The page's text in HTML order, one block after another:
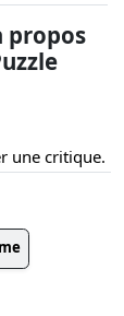
propos
une critique.